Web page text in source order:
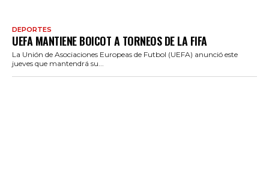
DEPORTES
UEFA MANTIENE BOICOT A TORNEOS DE LA FIFA
La Unión de Asociaciones Europeas de Futbol (UEFA) anunció este
jueves que mantendrá su...